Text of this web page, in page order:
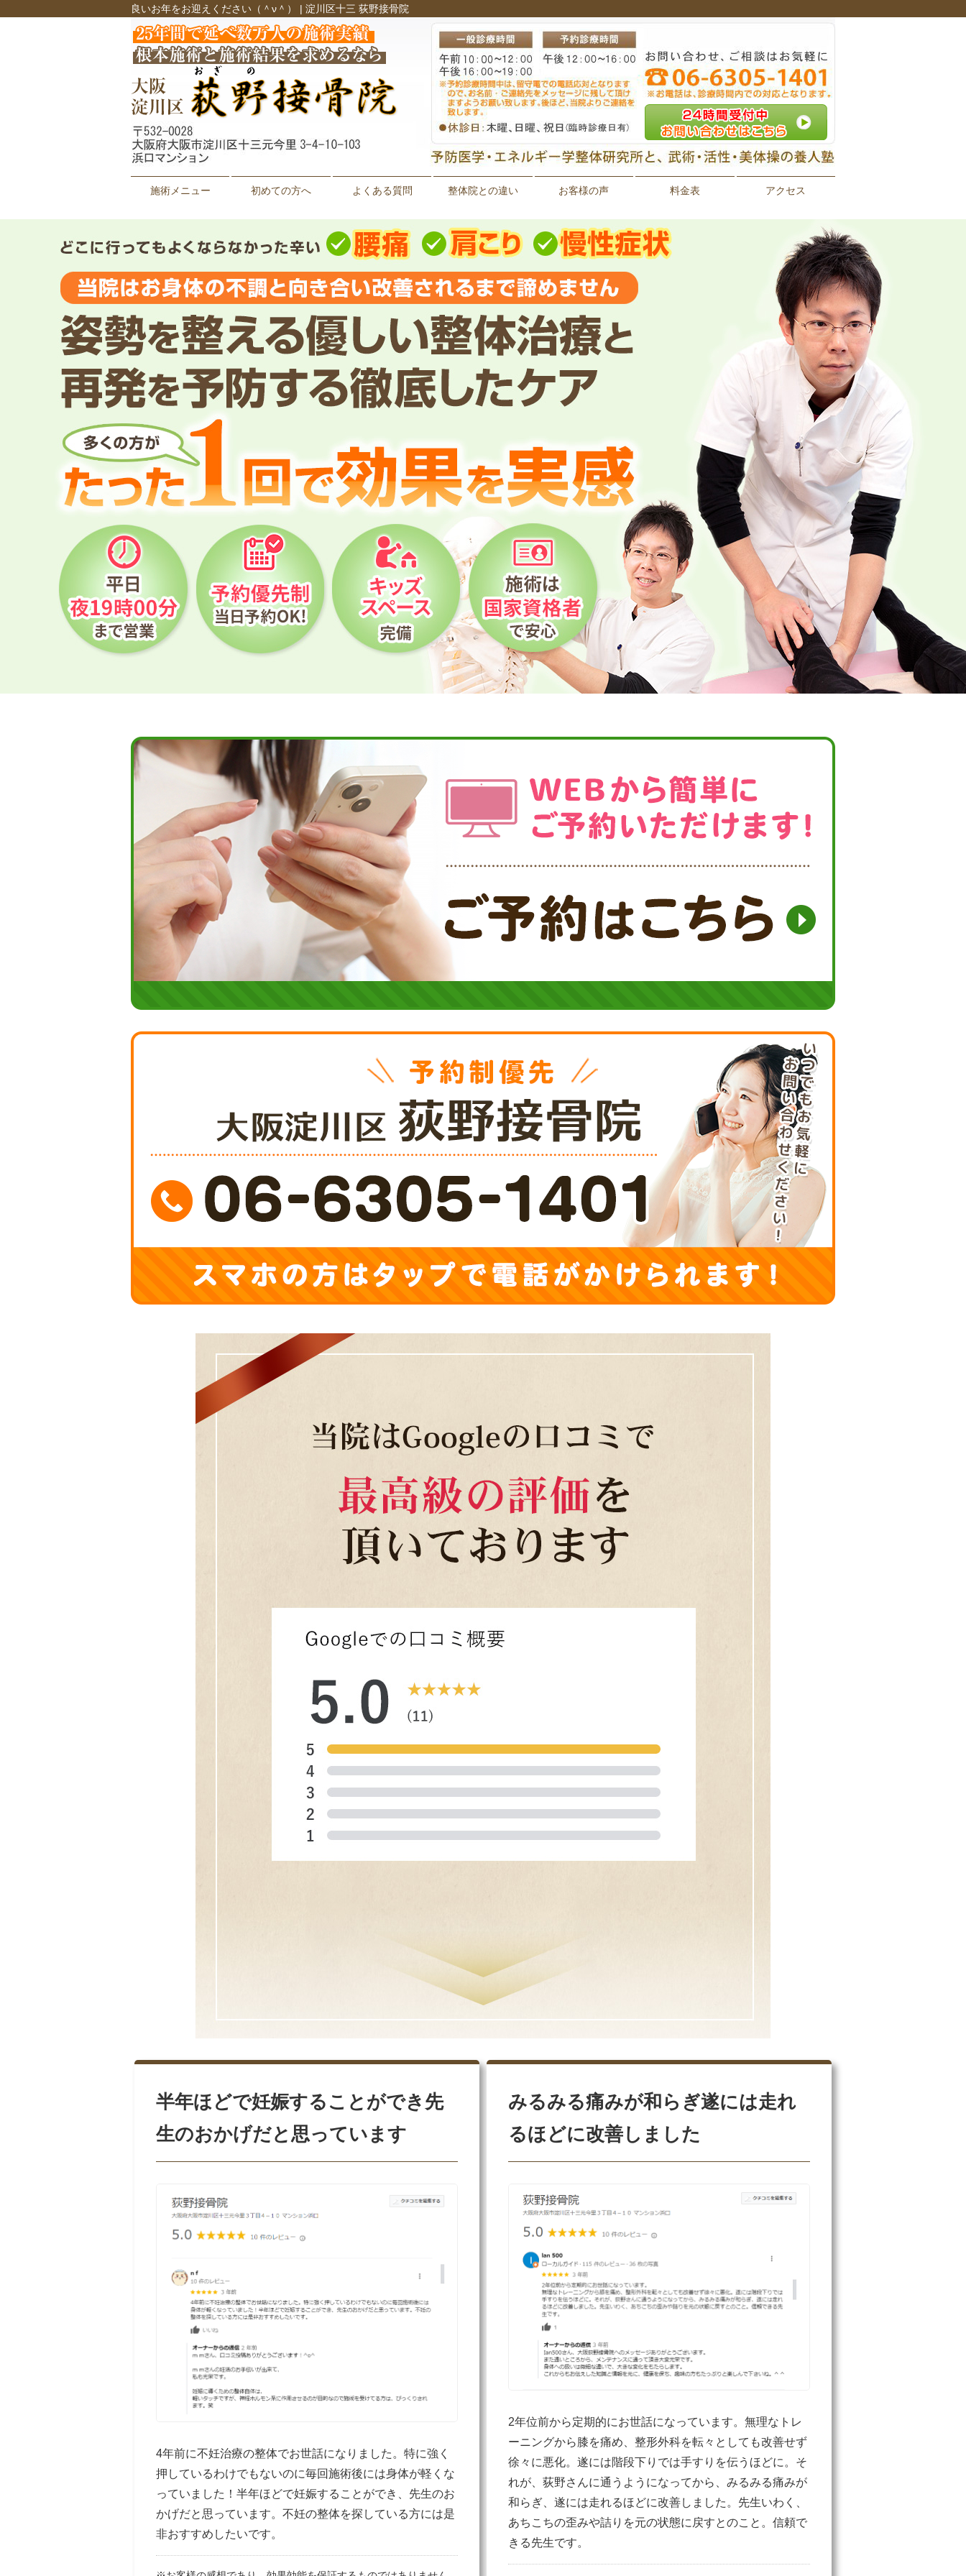
良いお年をお迎えください（＾ν＾） | 淀川区十三 荻野接骨院
施術メニュー 初めての方へ よくある質問 整体院との違い お客様の声 料金表 アクセス
半年ほどで妊娠することができ先
生のおかげだと思っています
4年前に不妊治療の整体でお世話になりました。特に強く
押しているわけでもないのに毎回施術後には身体が軽くな
っていました！半年ほどで妊娠することができ、先生のお
かげだと思っています。不妊の整体を探している方には是
非おすすめしたいです。
みるみる痛みが和らぎ遂には走れ
るほどに改善しました
2年位前から定期的にお世話になっています。無理なトレ
ーニングから膝を痛め、整形外科を転々としても改善せず
徐々に悪化。遂には階段下りでは手すりを伝うほどに。そ
れが、荻野さんに通うようになってから、みるみる痛みが
和らぎ、遂には走れるほどに改善しました。先生いわく、
あちこちの歪みや詰りを元の状態に戻すとのこと。信頼で
きる先生です。